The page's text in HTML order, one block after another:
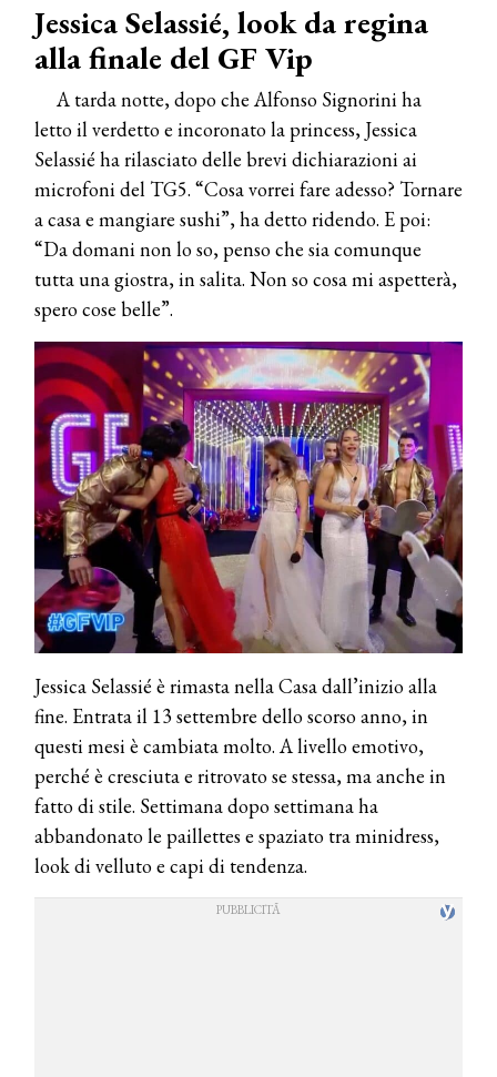
Jessica Selassié, look da regina
alla finale del GF Vip
A tarda notte, dopo che Alfonso Signorini ha
letto il verdetto e incoronato la princess, Jessica
Selassié ha rilasciato delle brevi dichiarazioni ai
microfoni del TG5. “Cosa vorrei fare adesso? Tornare
a casa e mangiare sushi”, ha detto ridendo. E poi:
“Da domani non lo so, penso che sia comunque
tutta una giostra, in salita. Non so cosa mi aspetterà,
spero cose belle”.
Jessica Selassié è rimasta nella Casa dall’inizio alla
fine. Entrata il 13 settembre dello scorso anno, in
questi mesi è cambiata molto. A livello emotivo,
perché è cresciuta e ritrovato se stessa, ma anche in
fatto di stile. Settimana dopo settimana ha
abbandonato le paillettes e spaziato tra minidress,
look di velluto e capi di tendenza.